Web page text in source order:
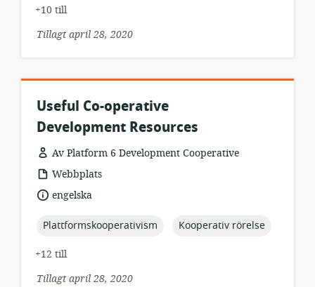
+10 till
Tillagt april 28, 2020
Useful Co-operative
Development Resources
Av Platform 6 Development Cooperative
resursformat:
Webbplats
språk:engelska
topic:
Plattformskooperativism topic:
Kooperativ rörelse
+12 till
Tillagt april 28, 2020